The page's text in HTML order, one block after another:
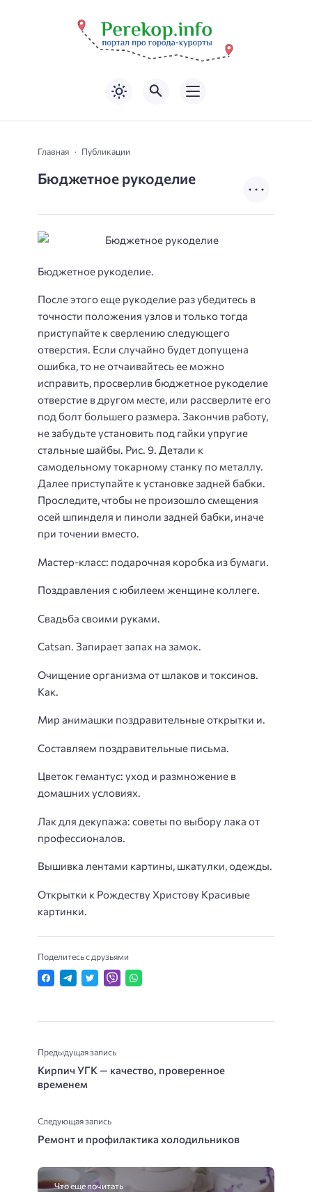
Главная Публикации
Бюджетное рукоделие
Бюджетное рукоделие.
После этого еще рукоделие раз убедитесь в
точности положения узлов и только тогда
приступайте к сверлению следующего
отверстия. Если случайно будет допущена
ошибка, то не отчаивайтесь ее можно
исправить, просверлив бюджетное рукоделие
отверстие в другом месте, или рассверлите его
под болт большего размера. Закончив работу,
не забудьте установить под гайки упругие
стальные шайбы. Рис. 9. Детали к
самодельному токарному станку по металлу.
Далее приступайте к установке задней бабки.
Проследите, чтобы не произошло смещения
осей шпинделя и пиноли задней бабки, иначе
при точении вместо.
Мастер-класс: подарочная коробка из бумаги.
Поздравления с юбилеем женщине коллеге.
Свадьба своими руками.
Catsan. Запирает запах на замок.
Очищение организма от шлаков и токсинов.
Как.
Мир анимашки поздравительные открытки и.
Составляем поздравительные письма.
Цветок гемантус: уход и размножение в
домашних условиях.
Лак для декупажа: советы по выбору лака от
профессионалов.
Вышивка лентами картины, шкатулки, одежды.
Открытки к Рождеству Христову Красивые
картинки.
Поделитесь с друзьями
Предыдущая запись
Кирпич УГК — качество, проверенное
временем
Следующая запись
Ремонт и профилактика холодильников
Что еще почитать